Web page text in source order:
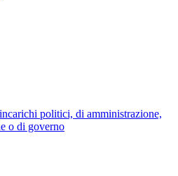
politici, di amministrazione,
o di governo